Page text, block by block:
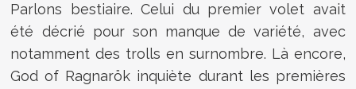
Parlons bestiaire. Celui du premier volet avait
été décrié pour son manque de variété, avec
notamment des trolls en surnombre. Là encore,
God of Ragnarök inquiète durant les premières